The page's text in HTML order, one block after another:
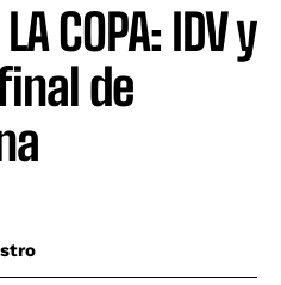
COPA: IDV y
de